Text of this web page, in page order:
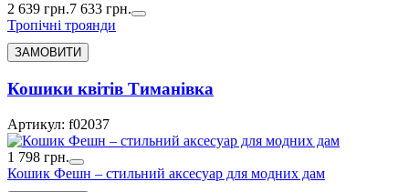
2 639 грн.7 633 грн.
Тропічні троянди
Кошики квітів Тиманівка
Артикул: f02037
1 798 грн.
Кошик Фешн – стильний аксесуар для модних дам